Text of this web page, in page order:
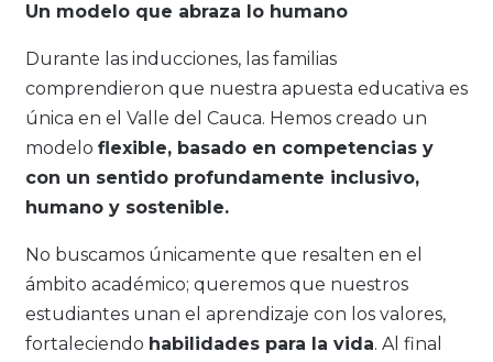
Un modelo que abraza lo humano
Durante las inducciones, las familias
comprendieron que nuestra apuesta educativa es
única en el Valle del Cauca. Hemos creado un
modelo flexible, basado en competencias y
con un sentido profundamente inclusivo,
humano y sostenible.
No buscamos únicamente que resalten en el
ámbito académico; queremos que nuestros
estudiantes unan el aprendizaje con los valores,
fortaleciendo habilidades para la vida. Al final